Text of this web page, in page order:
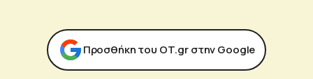
Προσθήκη του ΟΤ.gr στην Google